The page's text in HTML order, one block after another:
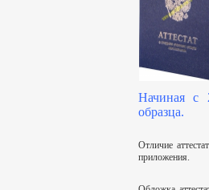
Начиная с
образца.
Отличие
приложения.